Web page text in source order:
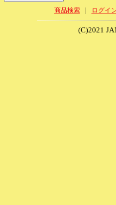
商品検索 | ログイ
(C)2021